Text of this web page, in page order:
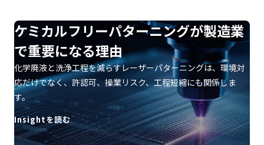
ケミカルフリーパターニングが製造業
で重要になる理由
化学廃液と洗浄工程を減らすレーザーパターニングは、環境対
応だけでなく、許認可、操業リスク、工程短縮にも関係しま
す。
Insightを読む